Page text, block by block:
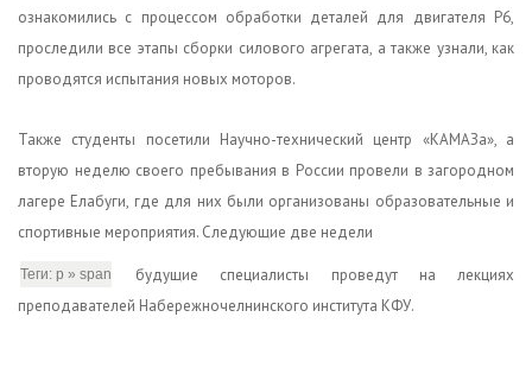
ознакомились с процессом обработки деталей для двигателя Р6,
проследили все этапы сборки силового агрегата, а также узнали, как
проводятся испытания новых моторов.
Также студенты посетили Научно-технический центр «КАМАЗа», а
вторую неделю своего пребывания в России провели в загородном
лагере Елабуги, где для них были организованы образовательные и
спортивные мероприятия. Следующие две недели
Теги: p » span
будущие специалисты проведут на лекциях
преподавателей Набережночелнинского института КФУ.